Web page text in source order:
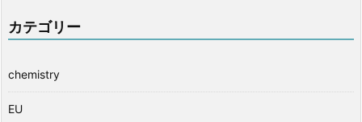
カテゴリー
chemistry
EU